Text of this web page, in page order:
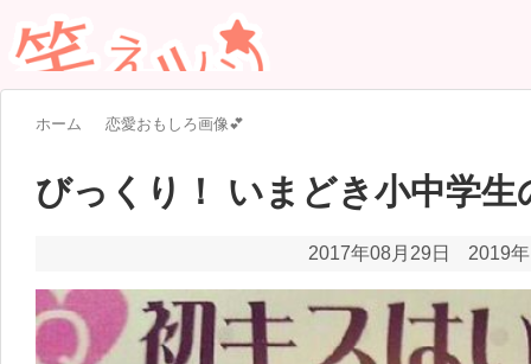
ホーム 恋愛おもしろ画像💕
びっくり！ いまどき小中学生
2017年08月29日 2019